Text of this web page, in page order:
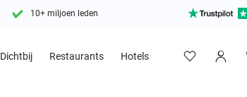
10+ miljoen leden
Dichtbij Restaurants Hotels